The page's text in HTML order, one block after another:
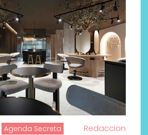
Agenda Secreta Redaccion